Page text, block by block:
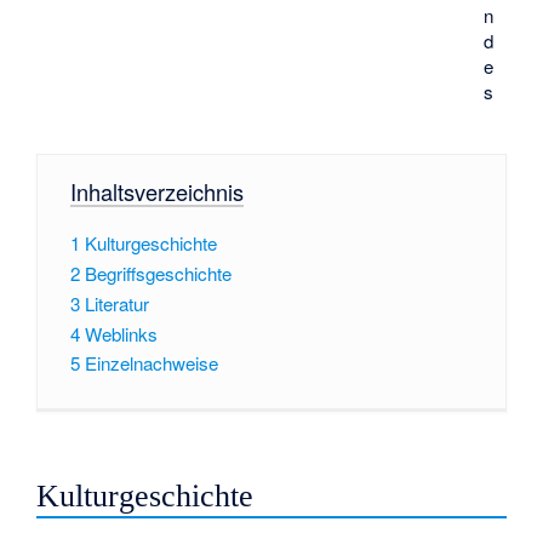
n
d
e
s
Inhaltsverzeichnis
1 Kulturgeschichte
2 Begriffsgeschichte
3 Literatur
4Weblinks
5 Einzelnachweise
Kulturgeschichte